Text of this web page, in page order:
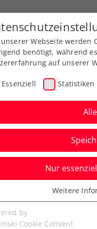
Ausbildung
Webseite werden
benötigt, während
auf unserer
Essenziell Statistiken
Nur
Cookies werden
benötigt. Dadurch
Weitere
by
Cookie Consent